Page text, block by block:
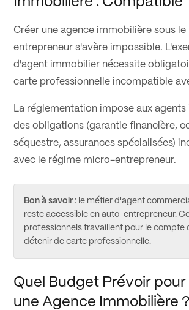
Créer une agence immobilière sous
entrepreneur s'avère impossible.
d'agent immobilier nécessite
carte professionnelle incompatible
La réglementation impose aux
des obligations (garantie financière,
séquestre, assurances spécialisées)
avec le régime micro-entrepreneur.
Bon à savoir: le métier d'agent
reste accessible en auto-entrepreneur.
professionnels travaillent pour le compte
détenir de carte professionnelle.
Quel Budget Prévoir
une Agence Immobilière ?